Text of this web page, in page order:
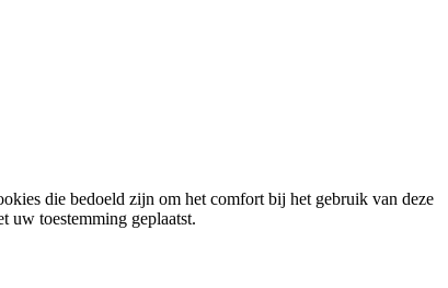
die bedoeld zijn om het comfort bij het gebruik van deze
uw toestemming geplaatst.